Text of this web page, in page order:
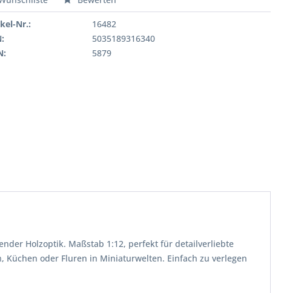
Nr.:
16482
5035189316340
5879
Holzoptik. Maßstab 1:12, perfekt für detailverliebte
oder Fluren in Miniaturwelten. Einfach zu verlegen